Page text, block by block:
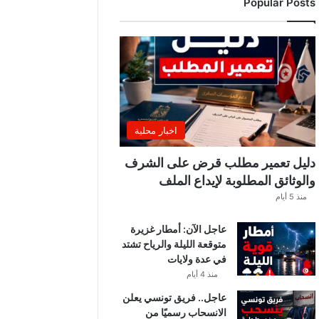
اخبار محلية
دليل تعمير مطلب قرض على الشرف
والوثائق المطلوبة لإيداع الملف
منذ 5 أيام
عاجل الآن: أمطار غزيرة
متوقعة الليلة والرياح تشتد
في عدة ولايات
منذ 4 أيام
عاجل.. فريق تونسي يعلن
الانسحاب رسميًا من